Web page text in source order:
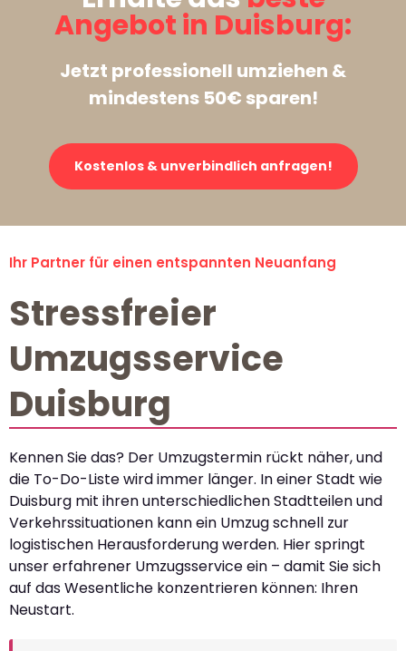
Angebot in Duisburg:
Jetzt professionell umziehen &
mindestens 50€ sparen!
Kostenlos & unverbindlich anfragen!
Ihr Partner für einen entspannten Neuanfang
Stressfreier
Umzugsservice
Duisburg
Kennen Sie das? Der Umzugstermin rückt näher, und
die To-Do-Liste wird immer länger. In einer Stadt wie
Duisburg mit ihren unterschiedlichen Stadtteilen und
Verkehrssituationen kann ein Umzug schnell zur
logistischen Herausforderung werden. Hier springt
unser erfahrener Umzugsservice ein – damit Sie sich
auf das Wesentliche konzentrieren können: Ihren
Neustart.